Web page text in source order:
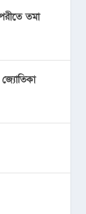
তমা